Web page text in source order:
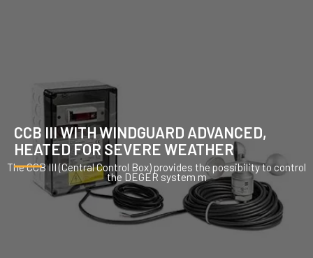
CCB III WITH WINDGUARD ADVANCED,
HEATED FOR SEVERE WEATHER
The CCB III (Central Control Box) provides the possibility to control
the DEGER system m